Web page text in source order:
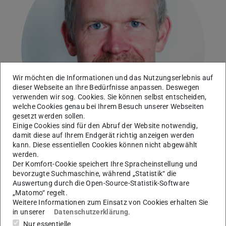
Technische Universität Darmstadt
Arbeitsgebiet(e)
Eisen- und Eisenoxid-Partikelwolken
Wir möchten die Informationen und das Nutzungserlebnis auf
dieser Webseite an Ihre Bedürfnisse anpassen. Deswegen
verwenden wir sog. Cookies. Sie können selbst entscheiden,
welche Cookies genau bei Ihrem Besuch unserer Webseiten
gesetzt werden sollen.
Einige Cookies sind für den Abruf der Website notwendig,
damit diese auf Ihrem Endgerät richtig anzeigen werden
kann. Diese essentiellen Cookies können nicht abgewählt
werden.
Der Komfort-Cookie speichert Ihre Spracheinstellung und
bevorzugte Suchmaschine, während „Statistik“ die
Auswertung durch die Open-Source-Statistik-Software
„Matomo“ regelt.
Weitere Informationen zum Einsatz von Cookies erhalten Sie
in unserer
Datenschutzerklärung.
Nur essentielle